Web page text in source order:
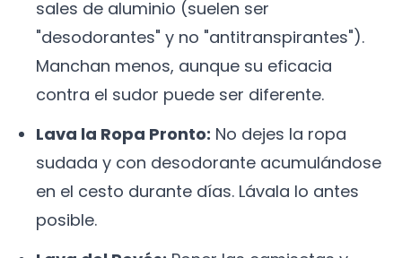
sales de aluminio (suelen ser
"desodorantes" y no "antitranspirantes").
Manchan menos, aunque su eficacia
contra el sudor puede ser diferente.
Lava la Ropa Pronto: No dejes la ropa
sudada y con desodorante acumulándose
en el cesto durante días. Lávala lo antes
posible.